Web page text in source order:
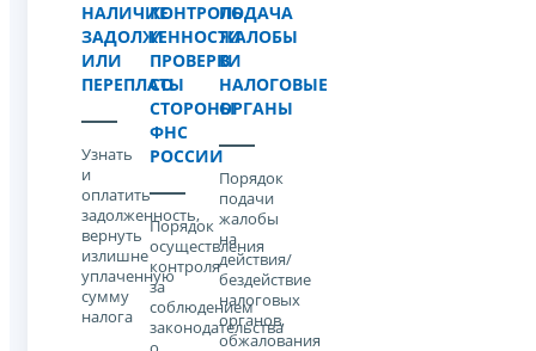
НАЛИЧИЕ
ЗАДОЛЖЕННОСТИ
ИЛИ
ПЕРЕПЛАТЫ
Узнать
и
оплатить
задолженность,
вернуть
излишне
уплаченную
сумму
налога
КОНТРОЛЬ
И
ПРОВЕРКИ
СО
СТОРОНЫ
ФНС
РОССИИ
Порядок
осуществления
контроля
за
соблюдением
законодательства
ПОДАЧА
ЖАЛОБЫ
В
НАЛОГОВЫЕ
ОРГАНЫ
Порядок
подачи
жалобы
на
действия/
бездействие
налоговых
органов,
обжалования